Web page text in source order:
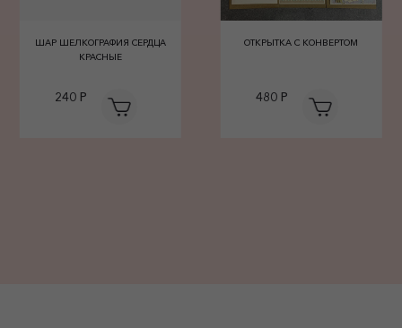
ШАР ШЕЛКОГРАФИЯ СЕРДЦА
КРАСНЫЕ
240 Р
ОТКРЫТКА С КОНВЕРТОМ
480 Р